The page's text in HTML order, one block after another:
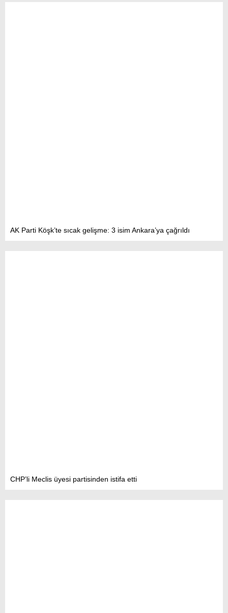
AK Parti Köşk’te sıcak gelişme: 3 isim Ankara’ya çağrıldı
CHP’li Meclis üyesi partisinden istifa etti